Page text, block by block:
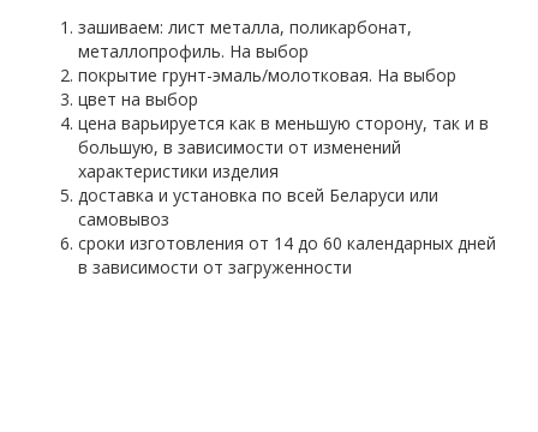
зашиваем: лист металла, поликарбонат,
металлопрофиль. На выбор
покрытие грунт-эмаль/молотковая. На выбор
цвет на выбор
цена варьируется как в меньшую сторону, так и в
большую, в зависимости от изменений
характеристики изделия
доставка и установка по всей Беларуси или
самовывоз
сроки изготовления от 14 до 60 календарных дней
в зависимости от загруженности